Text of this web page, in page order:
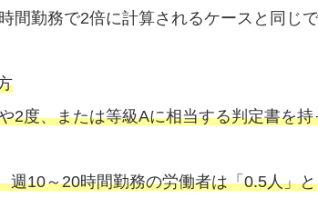
間勤務で2倍に計算されるケースと同じで
2度、または等級Aに相当する判定書を持
週10～20時間勤務の労働者は「0.5人」